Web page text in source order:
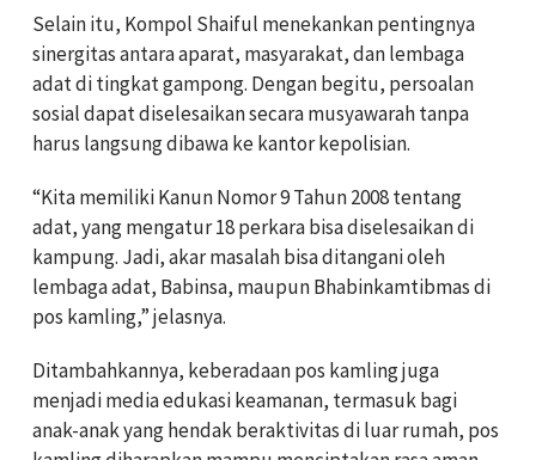
Selain itu, Kompol Shaiful menekankan pentingnya
sinergitas antara aparat, masyarakat, dan lembaga
adat di tingkat gampong. Dengan begitu, persoalan
sosial dapat diselesaikan secara musyawarah tanpa
harus langsung dibawa ke kantor kepolisian.
“Kita memiliki Kanun Nomor 9 Tahun 2008 tentang
adat, yang mengatur 18 perkara bisa diselesaikan di
kampung. Jadi, akar masalah bisa ditangani oleh
lembaga adat, Babinsa, maupun Bhabinkamtibmas di
pos kamling,” jelasnya.
Ditambahkannya, keberadaan pos kamling juga
menjadi media edukasi keamanan, termasuk bagi
anak-anak yang hendak beraktivitas di luar rumah, pos